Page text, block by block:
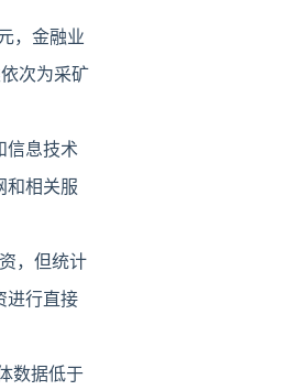
，金融业
次为采矿
信息技术
和相关服
，但统计
进行直接
数据低于